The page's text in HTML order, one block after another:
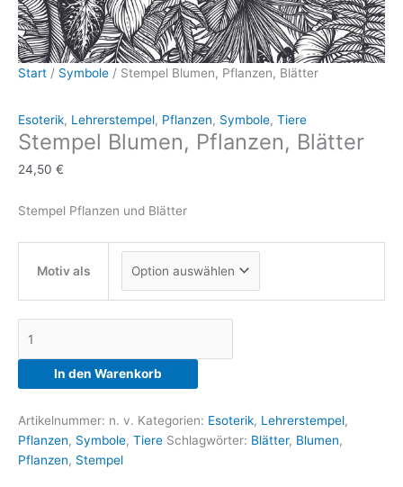
Start / Symbole / Stempel Blumen, Pflanzen, Blätter
Esoterik, Lehrerstempel, Pflanzen, Symbole, Tiere
Stempel Blumen, Pflanzen, Blätter
24,50 €
Stempel Pflanzen und Blätter
Motiv als
Blumen,
Pflanzen,
Blätter
In den Warenkorb
Artikelnummer: n. v. Kategorien: Esoterik, Lehrerstempel,
Pflanzen, Symbole, Tiere Schlagwörter: Blätter, Blumen,
Pflanzen, Stempel